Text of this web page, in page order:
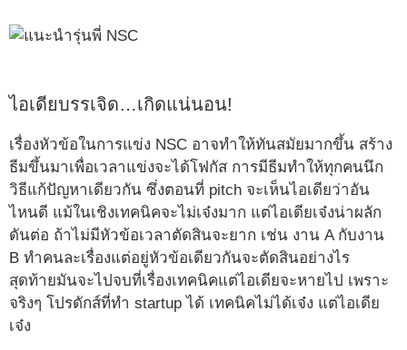
ไอเดียบรรเจิด…เกิดแน่นอน!
เรื่องหัวข้อในการแข่ง NSC อาจทำให้ทันสมัยมากขึ้น สร้าง
ธีมขึ้นมาเพื่อเวลาแข่งจะได้โฟกัส การมีธีมทำให้ทุกคนนึก
วิธีแก้ปัญหาเดียวกัน ซึ่งตอนที่ pitch จะเห็นไอเดียว่าอัน
ไหนดี แม้ในเชิงเทคนิคจะไม่เจ๋งมาก แต่ไอเดียเจ๋งน่าผลัก
ดันต่อ ถ้าไม่มีหัวข้อเวลาตัดสินจะยาก เช่น งาน A กับงาน
B ทำคนละเรื่องแต่อยู่หัวข้อเดียวกันจะตัดสินอย่างไร
สุดท้ายมันจะไปจบที่เรื่องเทคนิคแต่ไอเดียจะหายไป เพราะ
จริงๆ โปรดักส์ที่ทำ startup ได้ เทคนิคไม่ได้เจ๋ง แต่ไอเดีย
เจ๋ง